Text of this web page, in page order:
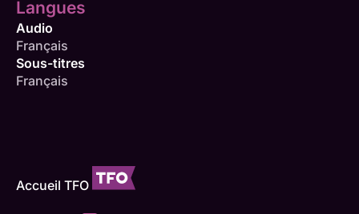
Langues
Audio
Français
Sous-titres
Français
Accueil TFO